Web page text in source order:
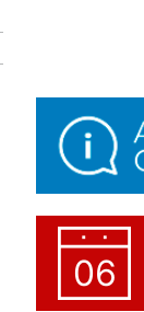
06